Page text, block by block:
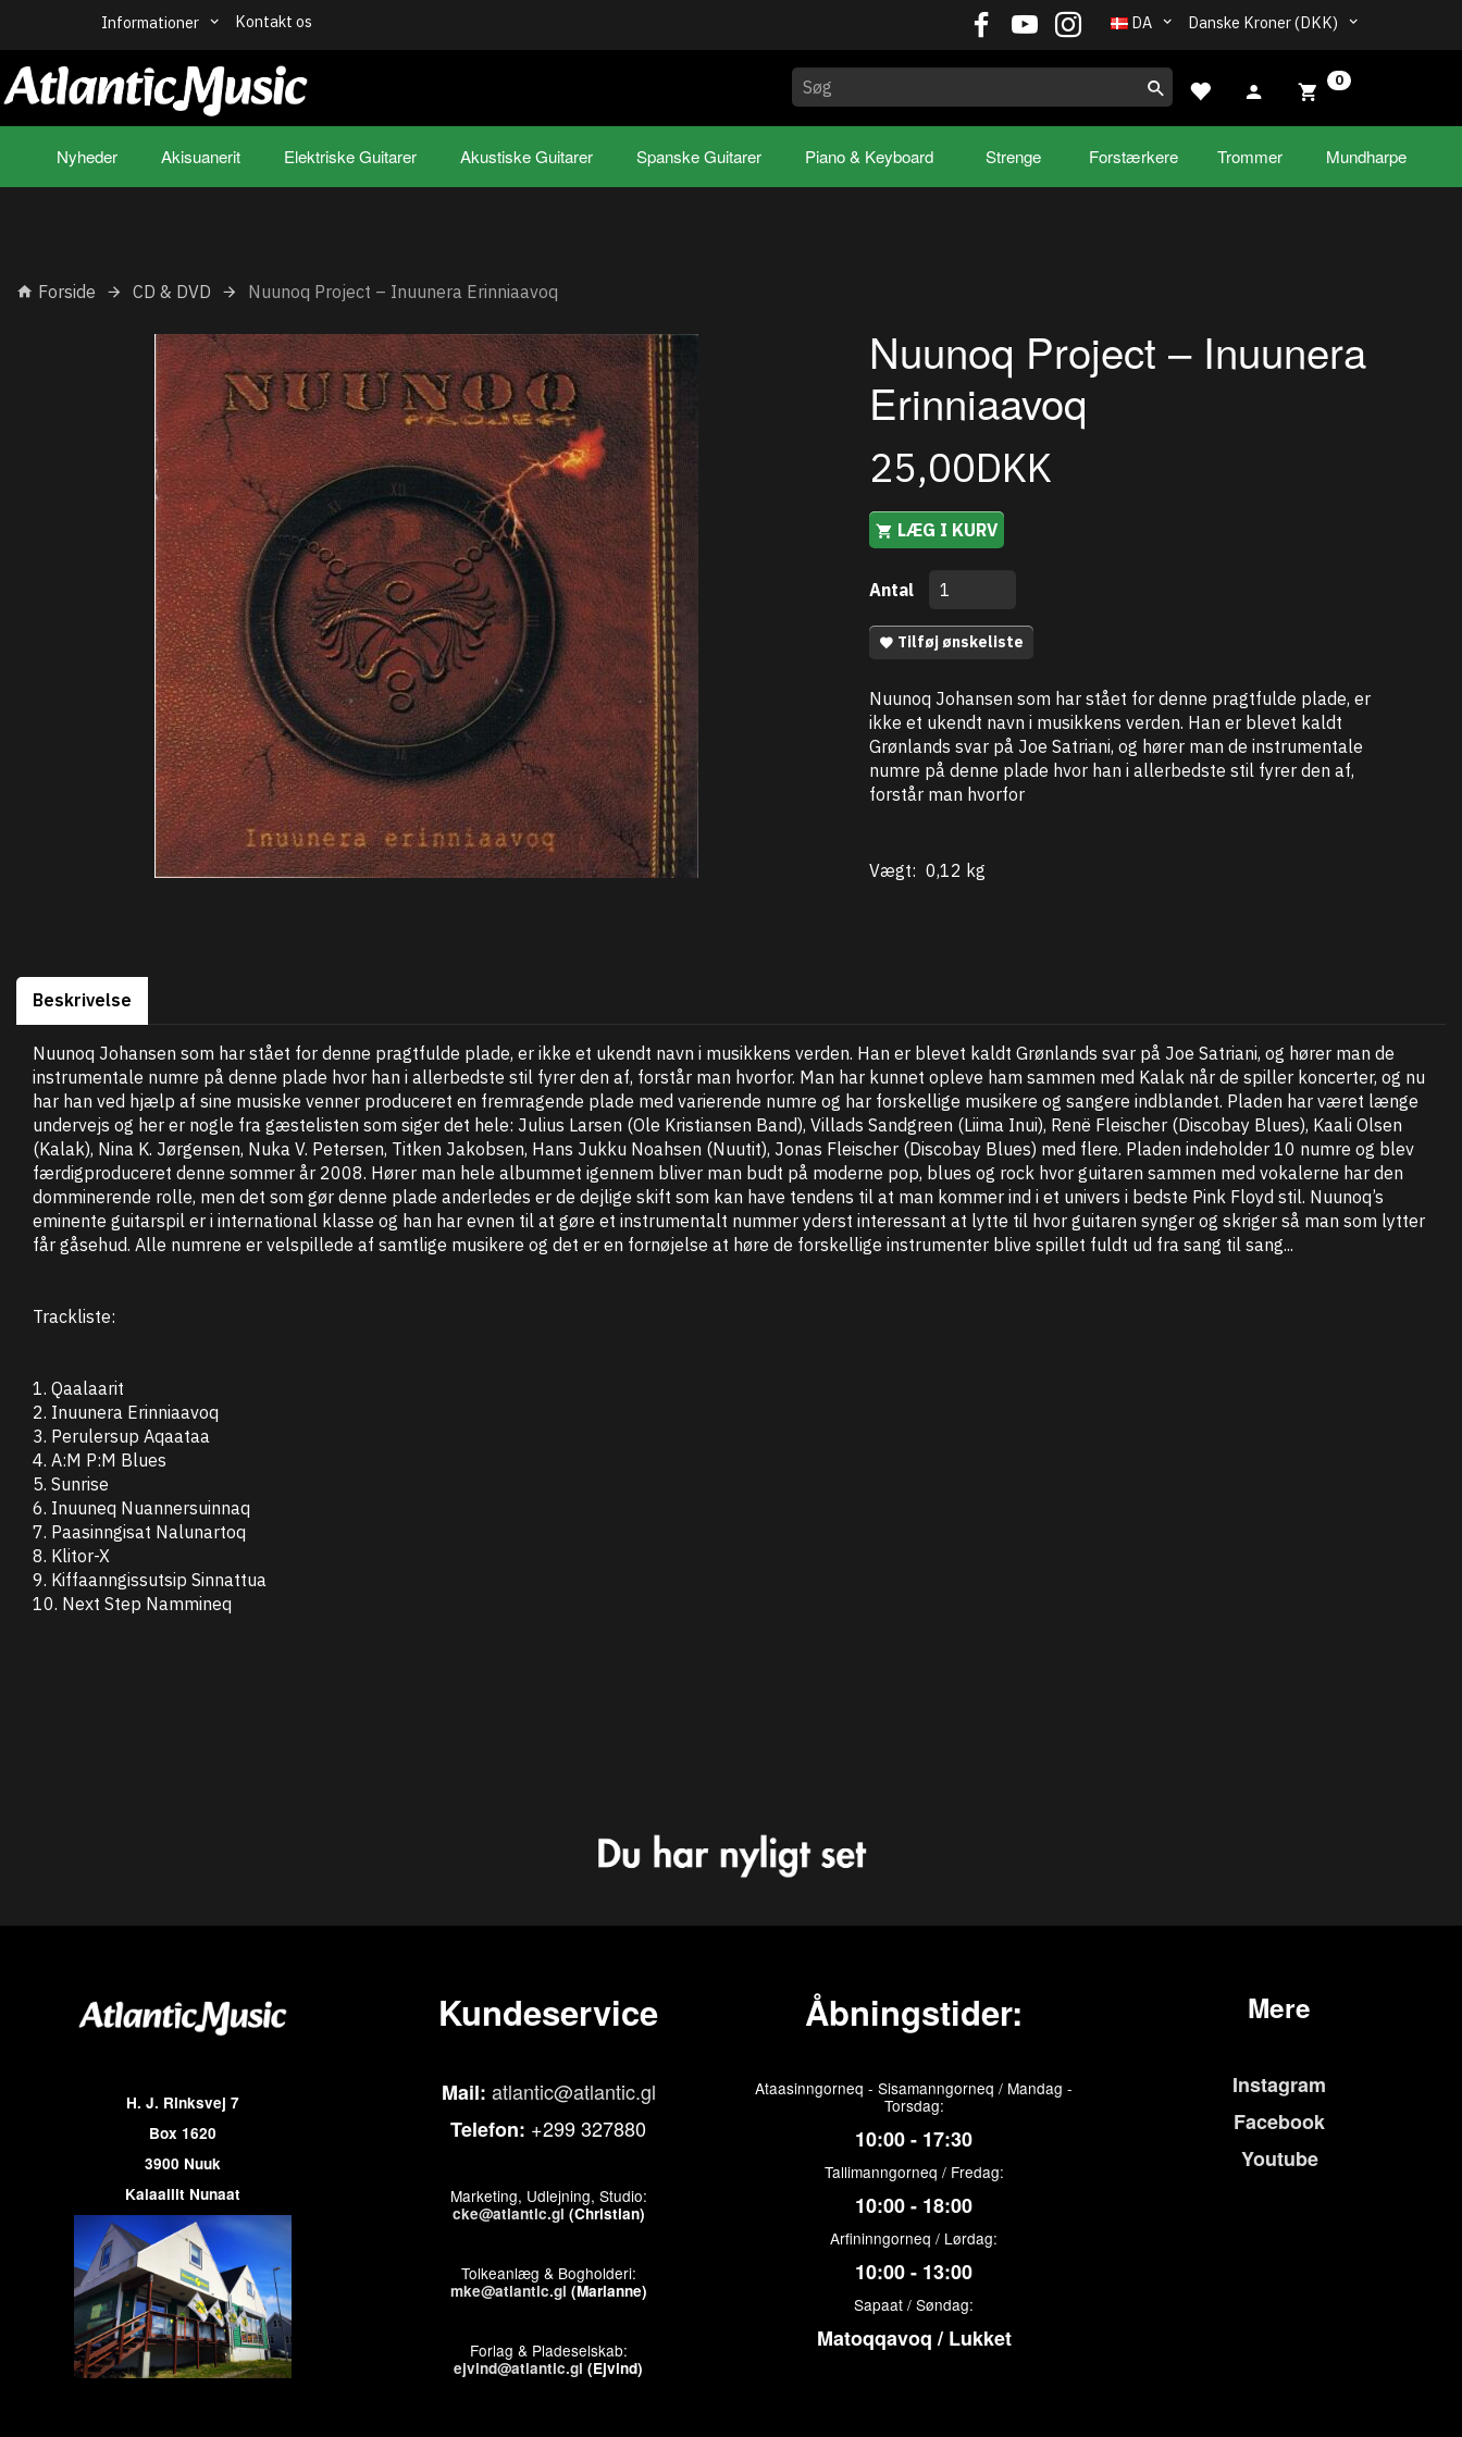
Danske Kroner (DKK)
DA
Informationer Kontakt os
0
Nyheder Akisuanerit Elektriske Guitarer Akustiske Guitarer Spanske Guitarer Piano & Keyboard Strenge Forstærkere Trommer Mundharpe
Forside CD & DVD Nuunoq Project – Inuunera Erinniaavoq
Nuunoq Project – Inuunera
Erinniaavoq
25,00DKK
LÆG I KURV
Antal
Tilføj ønskeliste
Nuunoq Johansen som har stået for denne pragtfulde plade, er
ikke et ukendt navn i musikkens verden. Han er blevet kaldt
Grønlands svar på Joe Satriani, og hører man de instrumentale
numre på denne plade hvor han i allerbedste stil fyrer den af,
forstår man hvorfor
Vægt: 0,12 kg
Beskrivelse
Nuunoq Johansen som har stået for denne pragtfulde plade, er ikke et ukendt navn i musikkens verden. Han er blevet kaldt Grønlands svar på Joe Satriani, og hører man de
instrumentale numre på denne plade hvor han i allerbedste stil fyrer den af, forstår man hvorfor. Man har kunnet opleve ham sammen med Kalak når de spiller koncerter, og nu
har han ved hjælp af sine musiske venner produceret en fremragende plade med varierende numre og har forskellige musikere og sangere indblandet. Pladen har været længe
undervejs og her er nogle fra gæstelisten som siger det hele: Julius Larsen (Ole Kristiansen Band), Villads Sandgreen (Liima Inui), Renë Fleischer (Discobay Blues), Kaali Olsen
(Kalak), Nina K. Jørgensen, Nuka V. Petersen, Titken Jakobsen, Hans Jukku Noahsen (Nuutit), Jonas Fleischer (Discobay Blues) med flere. Pladen indeholder 10 numre og blev
færdigproduceret denne sommer år 2008. Hører man hele albummet igennem bliver man budt på moderne pop, blues og rock hvor guitaren sammen med vokalerne har den
domminerende rolle, men det som gør denne plade anderledes er de dejlige skift som kan have tendens til at man kommer ind i et univers i bedste Pink Floyd stil. Nuunoq’s
eminente guitarspil er i international klasse og han har evnen til at gøre et instrumentalt nummer yderst interessant at lytte til hvor guitaren synger og skriger så man som lytter
får gåsehud. Alle numrene er velspillede af samtlige musikere og det er en fornøjelse at høre de forskellige instrumenter blive spillet fuldt ud fra sang til sang...
Trackliste:
1. Qaalaarit
2. Inuunera Erinniaavoq
3. Perulersup Aqaataa
4. A:M P:M Blues
5. Sunrise
6. Inuuneq Nuannersuinnaq
7. Paasinngisat Nalunartoq
8. Klitor-X
9. Kiffaanngissutsip Sinnattua
10. Next Step Nammineq
H. J. Rinksvej 7
Box 1620
3900 Nuuk
Kalaallit Nunaat
Kundeservice
Mail: atlantic@atlantic.gl
Telefon: +299 327880
Marketing, Udlejning, Studio:
cke@atlantic.gl (Christian)
Tolkeanlæg & Bogholderi:
mke@atlantic.gl (Marianne)
Forlag & Pladeselskab:
ejvind@atlantic.gl (Ejvind)
Åbningstider:
Ataasinngorneq - Sisamanngorneq / Mandag -
Torsdag:
10:00 - 17:30
Tallimanngorneq / Fredag:
10:00 - 18:00
Arfininngorneq / Lørdag:
10:00 - 13:00
Sapaat / Søndag:
Matoqqavoq / Lukket
Mere
Instagram
Facebook
Youtube